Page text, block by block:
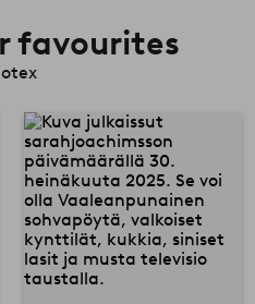
favourites